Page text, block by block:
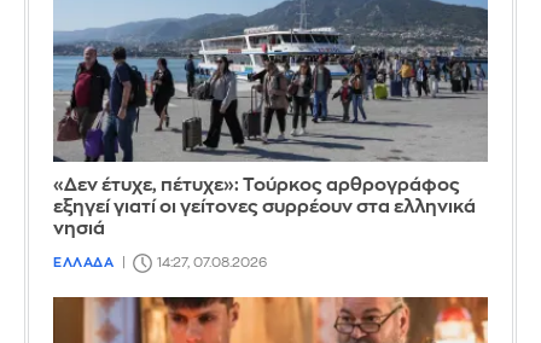
«Δεν έτυχε, πέτυχε»: Τούρκος αρθρογράφος
εξηγεί γιατί οι γείτονες συρρέουν στα ελληνικά
νησιά
ΕΛΛΑΔΑ 14:27, 07.08.2026